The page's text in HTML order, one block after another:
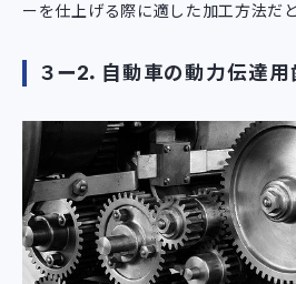
ーを仕上げる際に適した加工方法だ
３ー2．自動車の動力伝達